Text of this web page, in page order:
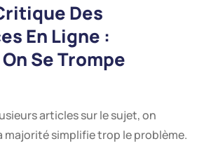
Des
En Ligne :
Se Trompe
articles sur le sujet, on
majorité simplifie trop le problème.